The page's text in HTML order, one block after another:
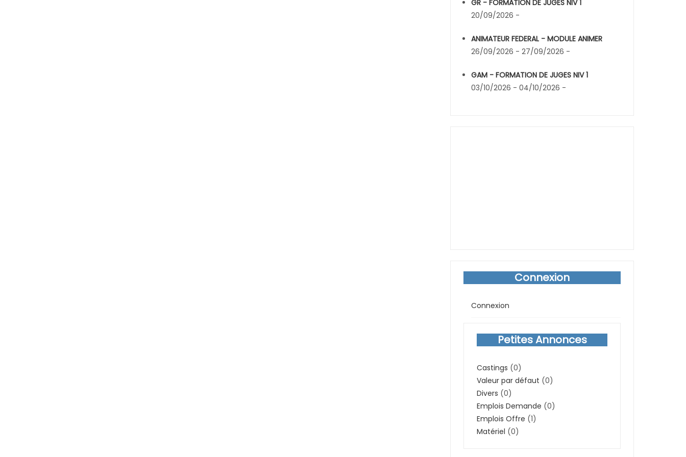
GR - FORMATION DE JUGES NIV 1
20/09/2026 -
ANIMATEUR FEDERAL - MODULE ANIMER
26/09/2026 - 27/09/2026 -
GAM - FORMATION DE JUGES NIV 1
03/10/2026 - 04/10/2026 -
Connexion
Connexion
Petites Annonces
Castings (0)
Valeur par défaut (0)
Divers (0)
Emplois Demande (0)
Emplois Offre (1)
Matériel (0)